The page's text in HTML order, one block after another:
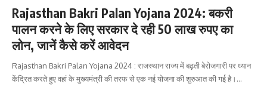
Rajasthan Bakri Palan Yojana 2024: बकरी
पालन करने के लिए सरकार दे रही 50 लाख रुपए का
लोन, जानें कैसे करें आवेदन
Rajasthan Bakri Palan Yojana 2024 : राजस्थान राज्य में बढ़ती बेरोजगारी पर ध्यान
केंद्रित करते हुए वहां के मुख्यमंत्री की तरफ से एक नई योजना की शुरुआत की गई है।…